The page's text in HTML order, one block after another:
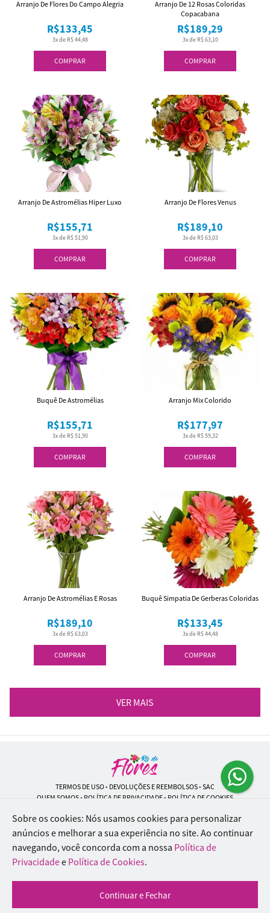
COMPRAR
3x de R$ 44,48
R$133,45
Arranjo De Flores Do Campo Alegria
COMPRAR
3x de R$ 63,10
R$189,29
Arranjo De 12 Rosas Coloridas
Copacabana
COMPRAR
3x de R$ 51,90
R$155,71
Arranjo De Astromélias Hiper Luxo
COMPRAR
3x de R$ 63,03
R$189,10
Arranjo De Flores Venus
COMPRAR
3x de R$ 51,90
R$155,71
Buquê De Astromélias
COMPRAR
3x de R$ 59,32
R$177,97
Arranjo Mix Colorido
COMPRAR
3x de R$ 63,03
R$189,10
Arranjo De Astromélias E Rosas
COMPRAR
3x de R$ 44,48
R$133,45
Buquê Simpatia De Gerberas Coloridas
VER MAIS
TERMOS DE USO• DEVOLUÇÕES E REEMBOLSOS• SAC
QUEM SOMOS• POLÍTICA DE PRIVACIDADE• POLÍTICA DE COOKIES
Rio de Flores | CNPJ: 18.184.423/0001-74
Rua Lopes Trovão, 42 - Rio de Janeiro - RJ - 20.920-340
WhatsApp: (21) 96451-9290| Telefone: (21) 9 6715-9790
© 2024-2026 - Todos os direitos reservados - Desenvolvido por
Inteligentes
Sobre os cookies: Nós usamos cookies para personalizar
anúncios e melhorar a sua experiência no site. Ao continuar
navegando, você concorda com a nossa Política de
Privacidadee Política de Cookies.
Continuar e Fechar